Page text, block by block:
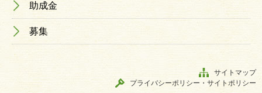
助成金
募集
サイトマップ
プライバシーポリシー・サイトポリシー